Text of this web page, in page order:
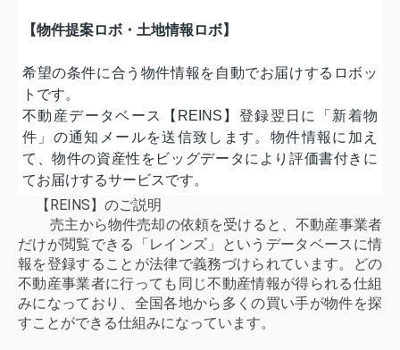
【物件提案ロボ・土地情報ロボ】
希望の条件に合う物件情報を自動でお届けするロボッ
トです。
不動産データベース【REINS】登録翌日に「新着物
件」の通知メールを送信致します。物件情報に加え
て、物件の資産性をビッグデータにより評価書付きに
てお届けするサービスです。
【REINS】のご説明
売主から物件売却の依頼を受けると、不動産事業者
だけが閲覧できる「レインズ」というデータベースに情
報を登録することが法律で義務づけられています。どの
不動産事業者に行っても同じ不動産情報が得られる仕組
みになっており、全国各地から多くの買い手が物件を探
すことができる仕組みになっています。